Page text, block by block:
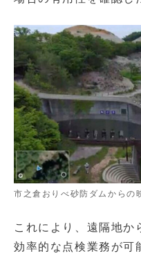
市之倉おりべ砂防ダムからの
これにより、遠隔地か
効率的な点検業務が可